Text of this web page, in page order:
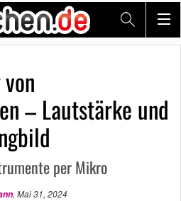
– Lautstärke und
per Mikro
, Mai 31, 2024